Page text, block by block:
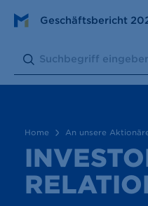
Geschäftsbericht
Search:
Submit
An unsere Aktionäre
Investor Relations
Home An unsere